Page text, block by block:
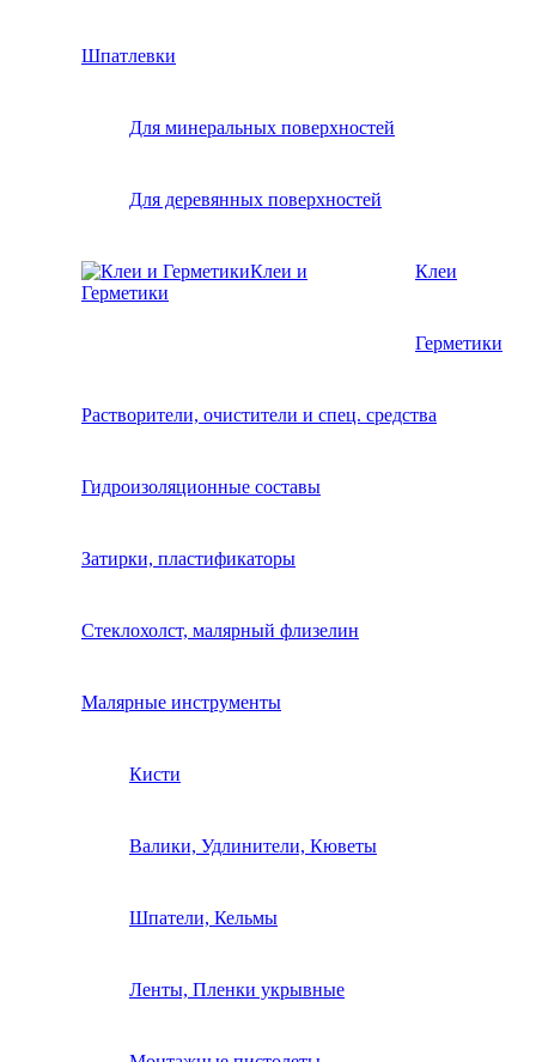
Шпатлевки
Для минеральных поверхностей
Для деревянных поверхностей
Клеи и
Герметики
Клеи
Герметики
Растворители, очистители и спец. средства
Гидроизоляционные составы
Затирки, пластификаторы
Стеклохолст, малярный флизелин
Малярные инструменты
Кисти
Валики, Удлинители, Кюветы
Шпатели, Кельмы
Ленты, Пленки укрывные